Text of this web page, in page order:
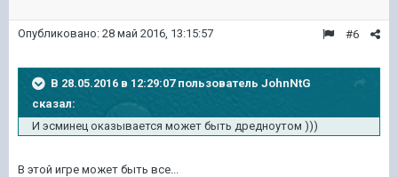
#6
Опубликовано: 28 май 2016, 13:15:57
В 28.05.2016 в 12:29:07 пользователь JohnNtG
сказал:
И эсминец оказывается может быть дредноутом )))
В этой игре может быть все...